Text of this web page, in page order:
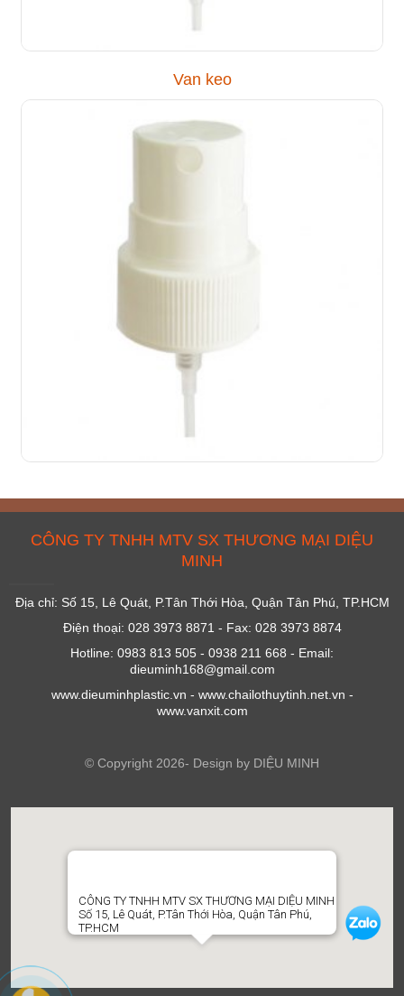
Van keo
CÔNG TY TNHH MTV SX THƯƠNG MẠI DIỆU
MINH
Địa chỉ: Số 15, Lê Quát, P.Tân Thới Hòa, Quận Tân Phú, TP.HCM
Điện thoại: 028 3973 8871 - Fax: 028 3973 8874
Hotline: 0983 813 505 - 0938 211 668 - Email:
dieuminh168@gmail.com
www.dieuminhplastic.vn - www.chailothuytinh.net.vn -
www.vanxit.com
© Copyright 2026- Design by DIỆU MINH
CÔNG TY TNHH MTV SX THƯƠNG MẠI DIỆU MINH
Số 15, Lê Quát, P.Tân Thới Hòa, Quận Tân Phú,
TP.HCM